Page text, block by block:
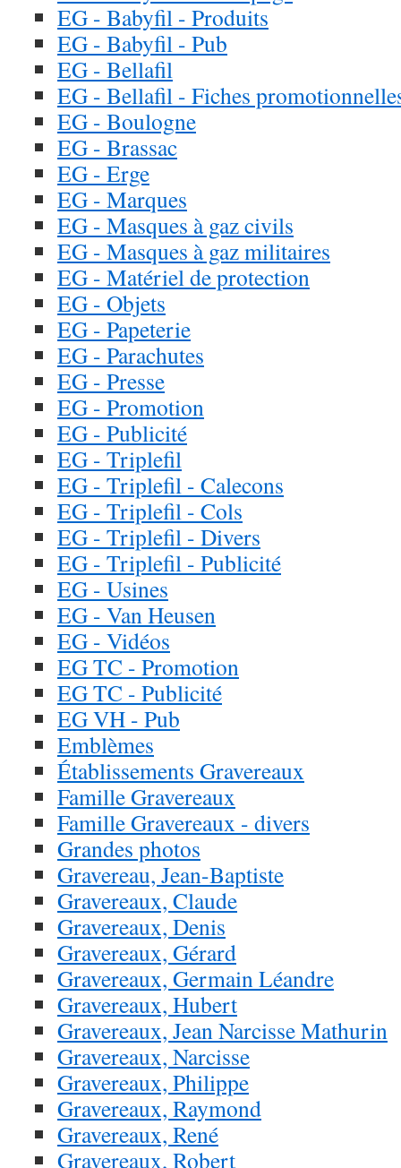
EG - Babyfil - Produits
EG - Babyfil - Pub
EG - Bellafil
EG - Bellafil - Fiches
EG - Boulogne
EG - Brassac
EG - Erge
EG - Marques
EG - Masques à gaz civils
EG - Masques à gaz militaires
EG - Matériel de protection
EG - Objets
EG - Papeterie
EG - Parachutes
EG - Presse
EG - Promotion
EG - Publicité
EG - Triplefil
EG - Triplefil - Calecons
EG - Triplefil - Cols
EG - Triplefil - Divers
EG - Triplefil - Publicité
EG - Usines
EG - Van Heusen
EG - Vidéos
EG TC - Promotion
EG TC - Publicité
EG VH - Pub
Emblèmes
Établissements Gravereaux
Famille Gravereaux
Famille Gravereaux - divers
Grandes photos
Gravereau, Jean-Baptiste
Gravereaux, Claude
Gravereaux, Denis
Gravereaux, Gérard
Gravereaux, Germain Léandre
Gravereaux, Hubert
Gravereaux, Jean Narcisse Mathurin
Gravereaux, Narcisse
Gravereaux, Philippe
Gravereaux, Raymond
Gravereaux, René
Gravereaux, Robert